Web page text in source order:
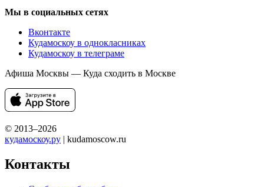
Мы в социальных сетях
Вконтакте
Кудамоскоу в однокласниках
Кудамоскоу в телеграме
Афиша Москвы — Куда сходить в Москве
© 2013–2026
кудамоскоу.ру | kudamoscow.ru
Контакты